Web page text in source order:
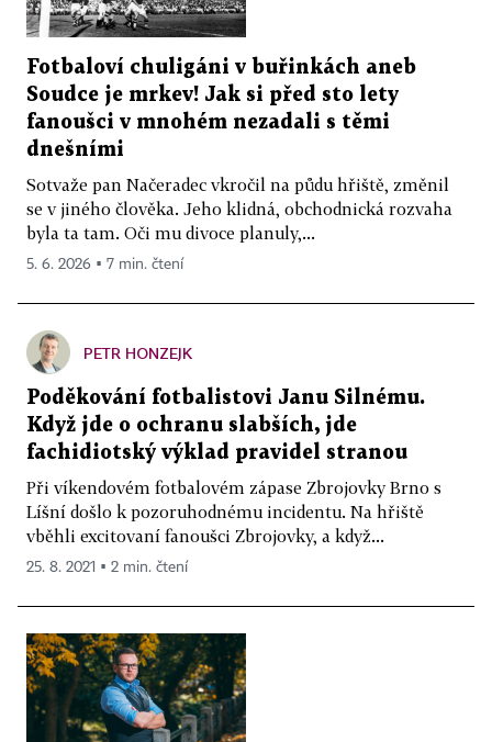
Fotbaloví chuligáni v buřinkách aneb
Soudce je mrkev! Jak si před sto lety
fanoušci v mnohém nezadali s těmi
dnešními
Sotvaže pan Načeradec vkročil na půdu hřiště, změnil
se v jiného člověka. Jeho klidná, obchodnická rozvaha
byla ta tam. Oči mu divoce planuly,...
5. 6. 2026 ▪ 7 min. čtení
PETR HONZEJK
Poděkování fotbalistovi Janu Silnému.
Když jde o ochranu slabších, jde
fachidiotský výklad pravidel stranou
Při víkendovém fotbalovém zápase Zbrojovky Brno s
Líšní došlo k pozoruhodnému incidentu. Na hřiště
vběhli excitovaní fanoušci Zbrojovky, a když...
25. 8. 2021 ▪ 2 min. čtení